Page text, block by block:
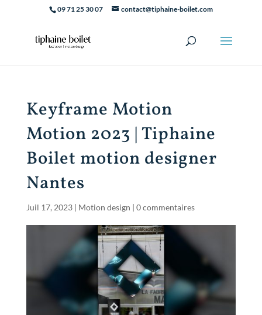
09 71 25 30 07 contact@tiphaine-boilet.com
Keyframe Motion
Motion 2023 | Tiphaine
Boilet motion designer
Nantes
Juil 17, 2023| Motion design | 0 commentaires